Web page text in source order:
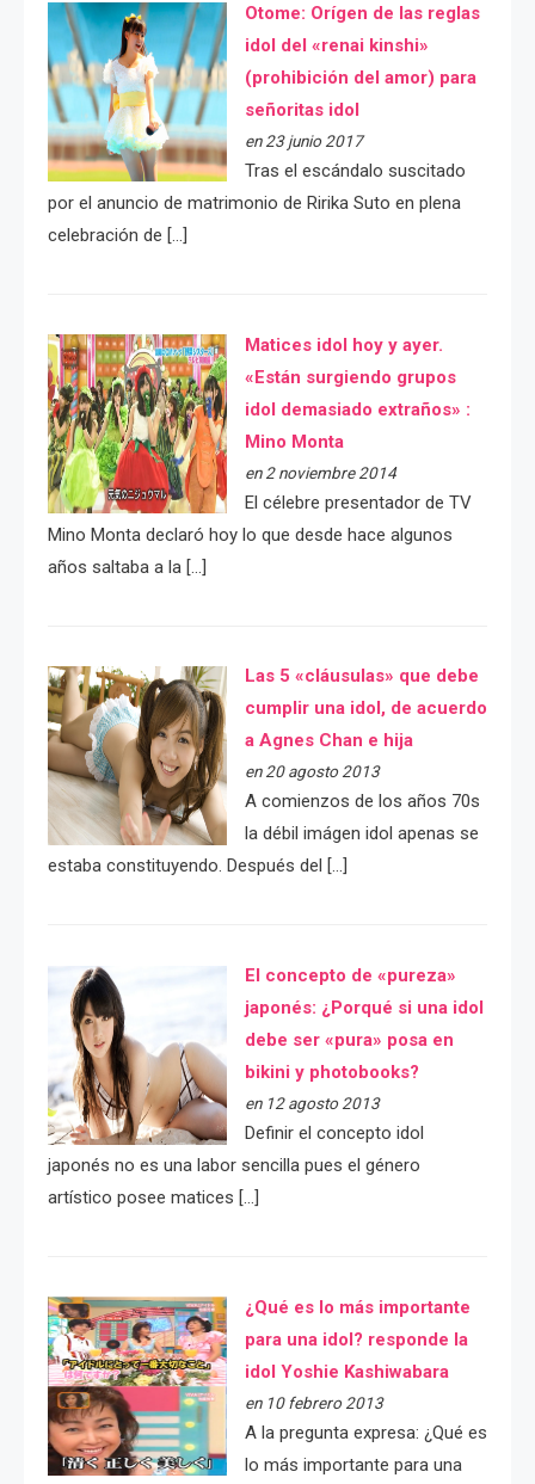
Otome: Orígen de las reglas
idol del «renai kinshi»
(prohibición del amor) para
señoritas idol
en 23 junio 2017
Tras el escándalo suscitado
por el anuncio de matrimonio de Ririka Suto en plena
celebración de […]
Matices idol hoy y ayer.
«Están surgiendo grupos
idol demasiado extraños» :
Mino Monta
en 2 noviembre 2014
El célebre presentador de TV
Mino Monta declaró hoy lo que desde hace algunos
años saltaba a la […]
Las 5 «cláusulas» que debe
cumplir una idol, de acuerdo
a Agnes Chan e hija
en 20 agosto 2013
A comienzos de los años 70s
la débil imágen idol apenas se
estaba constituyendo. Después del […]
El concepto de «pureza»
japonés: ¿Porqué si una idol
debe ser «pura» posa en
bikini y photobooks?
en 12 agosto 2013
Definir el concepto idol
japonés no es una labor sencilla pues el género
artístico posee matices […]
¿Qué es lo más importante
para una idol? responde la
idol Yoshie Kashiwabara
en 10 febrero 2013
A la pregunta expresa: ¿Qué es
lo más importante para una